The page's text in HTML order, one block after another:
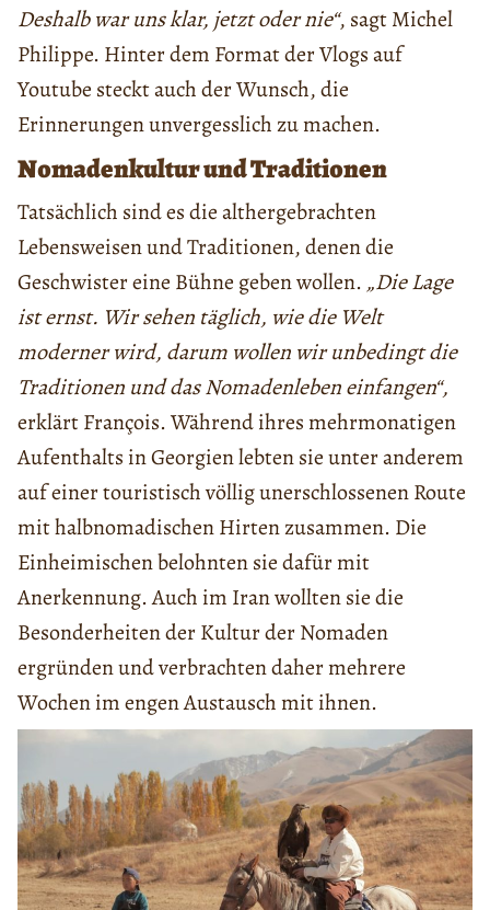
Deshalb war uns klar, jetzt oder nie“, sagt Michel
Philippe. Hinter dem Format der Vlogs auf
Youtube steckt auch der Wunsch, die
Erinnerungen unvergesslich zu machen.
Nomadenkultur und Traditionen
Tatsächlich sind es die althergebrachten
Lebensweisen und Traditionen, denen die
Geschwister eine Bühne geben wollen. „Die Lage
ist ernst. Wir sehen täglich, wie die Welt
moderner wird, darum wollen wir unbedingt die
Traditionen und das Nomadenleben einfangen“,
erklärt François. Während ihres mehrmonatigen
Aufenthalts in Georgien lebten sie unter anderem
auf einer touristisch völlig unerschlossenen Route
mit halbnomadischen Hirten zusammen. Die
Einheimischen belohnten sie dafür mit
Anerkennung. Auch im Iran wollten sie die
Besonderheiten der Kultur der Nomaden
ergründen und verbrachten daher mehrere
Wochen im engen Austausch mit ihnen.